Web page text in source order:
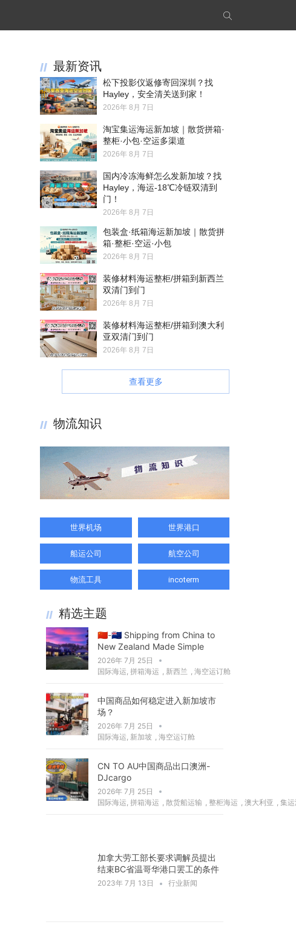
最新资讯
松下投影仪返修寄回深圳？找
Hayley，安全清关送到家！
2026年 8月 7日
淘宝集运海运新加坡｜散货拼箱·
整柜·小包·空运多渠道
2026年 8月 7日
国内冷冻海鲜怎么发新加坡？找
Hayley，海运-18℃冷链双清到
门！
2026年 8月 7日
包装盒·纸箱海运新加坡｜散货拼
箱·整柜·空运·小包
2026年 8月 7日
装修材料海运整柜/拼箱到新西兰
双清门到门
2026年 8月 7日
装修材料海运整柜/拼箱到澳大利
亚双清门到门
2026年 8月 7日
查看更多
物流知识
世界机场
船运公司
物流工具
世界港口
航空公司
incoterm
精选主题
🇨🇳-🇳🇿 Shipping from China to
New Zealand Made Simple
2026年 7月 25日
国际海运 拼箱海运 新西兰 海空运订舱
中国商品如何稳定进入新加坡市
场？
2026年 7月 25日
国际海运 新加坡 海空运订舱
CN TO AU中国商品出口澳洲-
DJcargo
2026年 7月 25日
国际海运 拼箱海运 散货船运输 整柜海运 澳大利亚 集
加拿大劳工部长要求调解员提出
结束BC省温哥华港口罢工的条件
2023年 7月 13日 行业新闻